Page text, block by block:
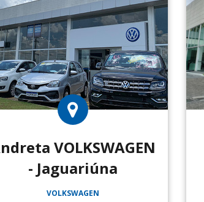
VOLKSWAGEN
- Jaguariúna
VOLKSWAGEN